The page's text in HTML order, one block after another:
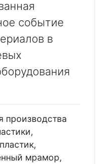
событие
в
производства
мрамор,